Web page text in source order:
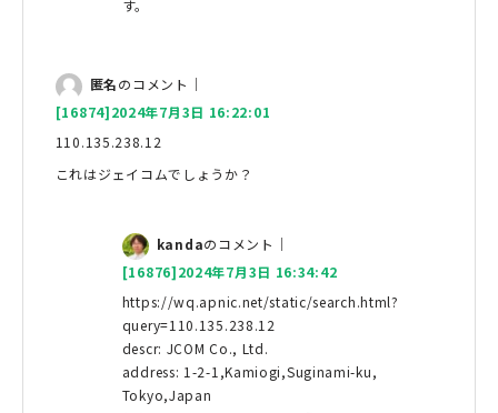
す。
匿名のコメント｜
[16874]2024年7月3日 16:22:01
110.135.238.12
これはジェイコムでしょうか？
kandaのコメント｜
[16876]2024年7月3日 16:34:42
https://wq.apnic.net/static/search.html?
query=110.135.238.12
descr: JCOM Co., Ltd.
address: 1-2-1,Kamiogi,Suginami-ku,
Tokyo,Japan